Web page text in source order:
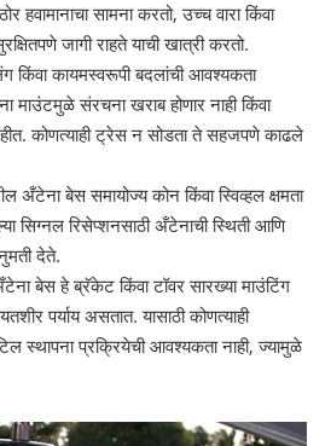
हवामानाचा सामना करतो, उच्च वारा किंवा
जागी राहते याची खात्री करतो.
किंवा कायमस्वरूपी बदलांची आवश्यकता
माउंटमुळे संरचना खराब होणार नाही किंवा
कोणत्याही ट्रेस न सोडता ते सहजपणे काढले
अँटेना बेस समायोज्य कोन किंवा स्विव्हल क्षमता
सिग्नल रिसेप्शनसाठी अँटेनाची स्थिती आणि
देते.
बेस हे ब्रॅकेट किंवा टॉवर सारख्या माउंटिंग
पर्याय असतात. यासाठी कोणत्याही
स्थापना प्रक्रियेची आवश्यकता नाही, ज्यामुळे